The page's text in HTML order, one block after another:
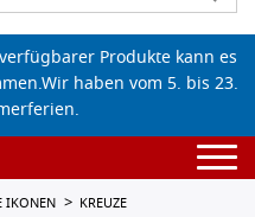
Produkte kann es
haben vom 5. bis 23.
IKONEN KREUZE